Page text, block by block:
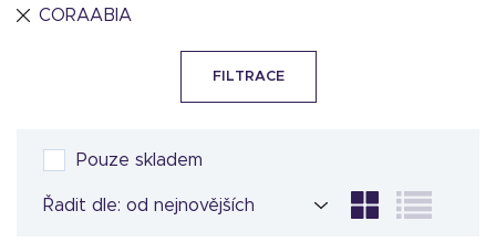
CORAABIA
FILTRACE
Pouze skladem
Řadit dle: